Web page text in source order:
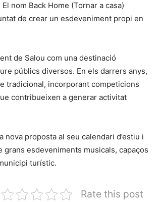
nom Back Home (Tornar a casa)
de crear un esdeveniment propi en
de Salou com una destinació
públics diversos. En els darrers anys,
tradicional, incorporant competicions
contribueixen a generar activitat
nova proposta al seu calendari d’estiu i
esdeveniments musicals, capaços
turístic.
Rate this post